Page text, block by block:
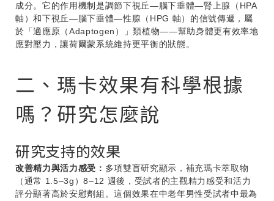
成分。它的作用機制是調節下視丘—腦下垂體—腎上腺（HPA
軸）和下視丘—腦下垂體—性腺（HPG 軸）的信號傳遞，屬
於「適應原（Adaptogen）」類植物——幫助身體更有效率地
應對壓力，讓荷爾蒙系統維持更平衡的狀態。
二、瑪卡效果有科學根據
嗎？研究怎麼說
研究支持的效果
改善精力與活力感受： 多項雙盲研究顯示，補充瑪卡萃取物
（通常 1.5–3g）8–12 週後，受試者的主觀精力感受和活力
評分顯著高於安慰劑組。這個效果在中老年男性受試者中最為